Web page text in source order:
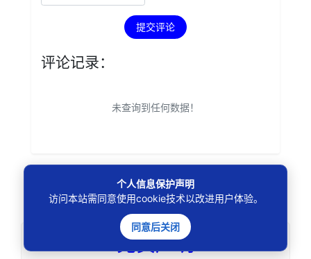
提交评论
评论记录：
未查询到任何数据！
本文标签：
免责声明
个人信息保护声明
访问本站需同意使用cookie技术以改进用户体验。
同意后关闭